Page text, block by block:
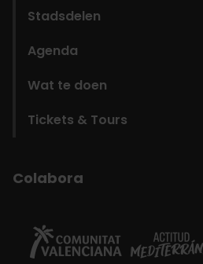
Stadsdelen
Agenda
Wat te doen
Tickets & Tours
Colabora